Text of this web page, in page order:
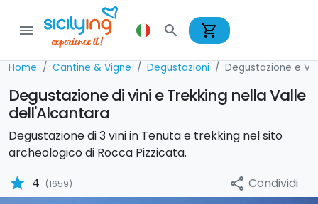
menu search shopping_cart
Home Cantine & Vigne Degustazioni Degustazione e
Degustazione di vini e Trekking nella Valle
dell'Alcantara
Degustazione di 3 vini in Tenuta e trekking nel sito
archeologico di Rocca Pizzicata.
star 4 (1659) share Condividi